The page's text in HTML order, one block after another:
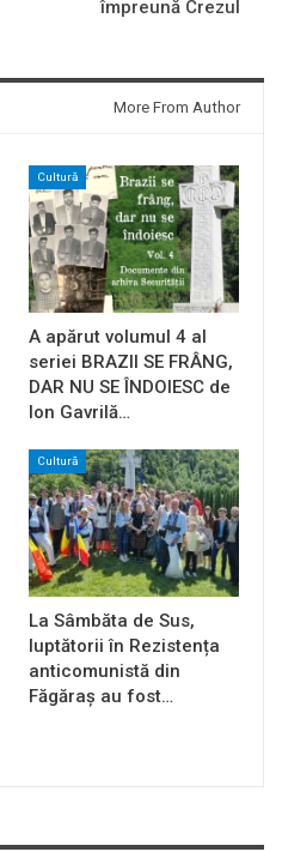
împreună Crezul
More From Author
Cultură
A apărut volumul 4 al
seriei BRAZII SE FRÂNG,
DAR NU SE ÎNDOIESC de
Ion Gavrilă…
Cultură
La Sâmbăta de Sus,
luptătorii în Rezistența
anticomunistă din
Făgăraș au fost…